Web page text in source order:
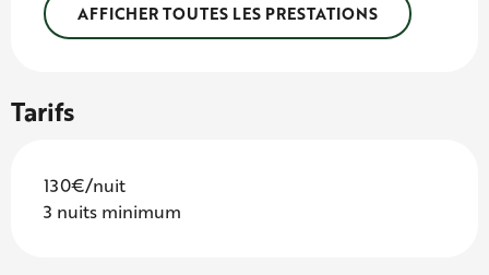
AFFICHER TOUTES LES PRESTATIONS
Tarifs
130€/nuit
3 nuits minimum